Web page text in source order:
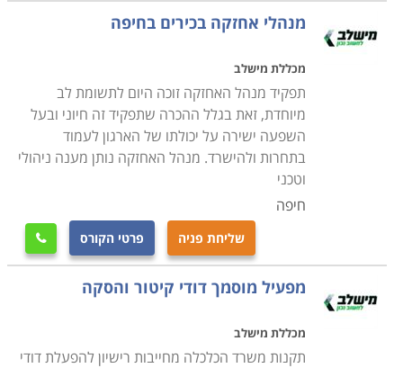
מנהלי אחזקה בכירים בחיפה
מכללת מישלב
תפקיד מנהל האחזקה זוכה היום לתשומת לב
מיוחדת, זאת בגלל ההכרה שתפקיד זה חיוני ובעל
השפעה ישירה על יכולתו של הארגון לעמוד
בתחרות ולהישרד. מנהל האחזקה נותן מענה ניהולי
וטכני
חיפה
שליחת פניה פרטי הקורס 
מפעיל מוסמך דודי קיטור והסקה
מכללת מישלב
תקנות משרד הכלכלה מחייבות רישיון להפעלת דודי